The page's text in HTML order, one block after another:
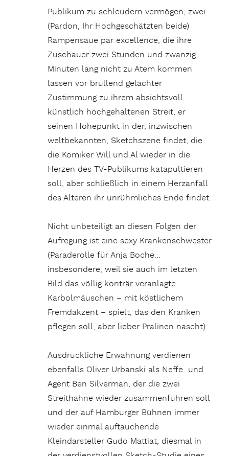
Publikum zu schleudern vermögen, zwei
(Pardon, Ihr Hochgeschätzten beide)
Rampensäue par excellence, die ihre
Zuschauer zwei Stunden und zwanzig
Minuten lang nicht zu Atem kommen
lassen vor brüllend gelachter
Zustimmung zu ihrem absichtsvoll
künstlich hochgehaltenen Streit, er
seinen Höhepunkt in der, inzwischen
weltbekannten, Sketchszene findet, die
die Komiker Will und Al wieder in die
Herzen des TV-Publikums katapultieren
soll, aber schließlich in einem Herzanfall
des Älteren ihr unrühmliches Ende findet.
Nicht unbeteiligt an diesen Folgen der
Aufregung ist eine sexy Krankenschwester
(Paraderolle für Anja Boche…
insbesondere, weil sie auch im letzten
Bild das völlig konträr veranlagte
Karbolmäuschen – mit köstlichem
Fremdakzent – spielt, das den Kranken
pflegen soll, aber lieber Pralinen nascht).
Ausdrückliche Erwähnung verdienen
ebenfalls Oliver Urbanski als Neffe und
Agent Ben Silverman, der die zwei
Streithähne wieder zusammenführen soll
und der auf Hamburger Bühnen immer
wieder einmal auftauchende
Kleindarsteller Gudo Mattiat, diesmal in